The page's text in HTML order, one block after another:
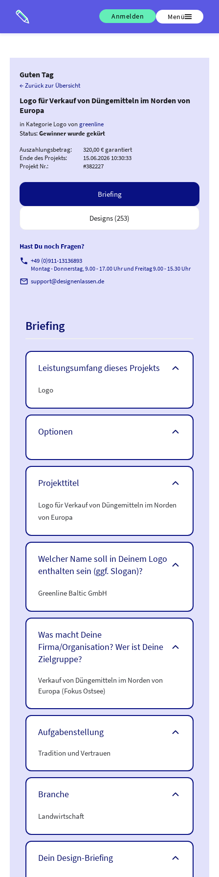
Anmelden Menü
Guten Tag
← Zurück zur Übersicht
Logo für Verkauf von Düngemitteln im Norden von
Europa
in Kategorie Logo von greenline
Status:Gewinner wurde gekürt
Auszahlungsbetrag:
320,00 € garantiert
Ende des Projekts:
15.06.2026 10:30:33
Projekt Nr.:
#382227
Briefing
Designs (253)
Hast Du noch Fragen?
phone +49 (0)911-13136893
Montag - Donnerstag, 9.00 - 17.00 Uhr und Freitag 9.00 - 15.30 Uhr
mail_outline support@designenlassen.de
Briefing
Leistungsumfang dieses Projekts
Logo
Optionen
Projekttitel
Logo für Verkauf von Düngemitteln im Norden
von Europa
Welcher Name soll in Deinem Logo
enthalten sein (ggf. Slogan)?
Greenline Baltic GmbH
Was macht Deine
Firma/Organisation? Wer ist Deine
Zielgruppe?
Verkauf von Düngemitteln im Norden von
Europa (Fokus Ostsee)
Aufgabenstellung
Tradition und Vertrauen
Branche
Landwirtschaft
Dein Design-Briefing